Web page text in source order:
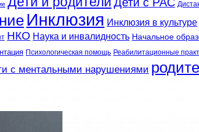
Инклюзия Инклюзия в культуре
НКО Наука и инвалидность Начальное
Психологическая помощь Реабилитационные
с ментальными нарушениями